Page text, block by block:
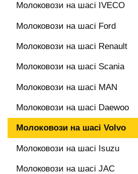
Молоковози на шасі IVECO
Молоковози на шасі Ford
Молоковози на шасі Renault
Молоковози на шасі Scania
Молоковози на шасі MAN
Молоковози на шасі Daewoo
Молоковози на шасі Volvo
Молоковози на шасі Isuzu
Молоковози на шасі JAC